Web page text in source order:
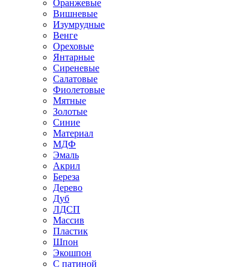
Оранжевые
Вишневые
Изумрудные
Венге
Ореховые
Янтарные
Сиреневые
Салатовые
Фиолетовые
Мятные
Золотые
Синие
Материал
МДФ
Эмаль
Акрил
Береза
Дерево
Дуб
ЛДСП
Массив
Пластик
Шпон
Экошпон
С патиной